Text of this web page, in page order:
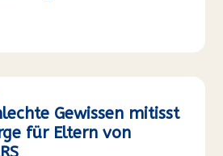
Gewissen mitisst
für Eltern von